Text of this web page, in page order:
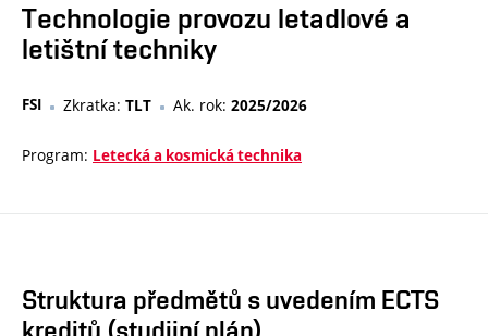
Technologie provozu letadlové a
letištní techniky
FSI Zkratka: TLT Ak. rok: 2025/2026
Program: Letecká a kosmická technika
Struktura předmětů s uvedením ECTS